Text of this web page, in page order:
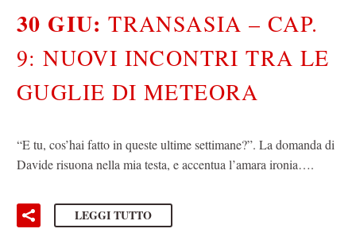
30 GIU:TRANSASIA – CAP.
9: NUOVI INCONTRI TRA LE
GUGLIE DI METEORA
“E tu, cos’hai fatto in queste ultime settimane?”. La domanda di
Davide risuona nella mia testa, e accentua l’amara ironia….
LEGGI TUTTO